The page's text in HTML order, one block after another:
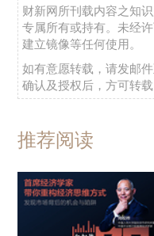
财新网所刊载内容之知
专属所有或持有。未经
建立镜像等任何使用。
如有意愿转载，请发邮
确认及授权后，方可转载
推荐阅读